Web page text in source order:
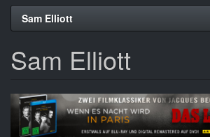
DirektSam Elliott
Sam Elliott